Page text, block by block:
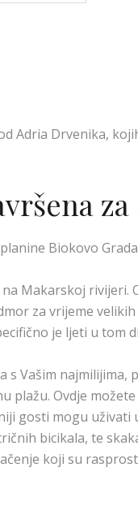
Adria Drvenika,
Biokovo
Makarskoj
za vrijeme
je ljeti u tom
Vašim najmilijima,
plažu. Ovdje
gosti mogu
bicikala, te
koji su